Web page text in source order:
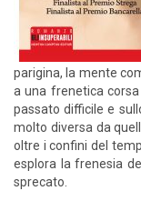
parigina, la mente
a una frenetica
passato difficile e
molto diversa da
oltre i confini del
esplora la frenesia
sprecato.